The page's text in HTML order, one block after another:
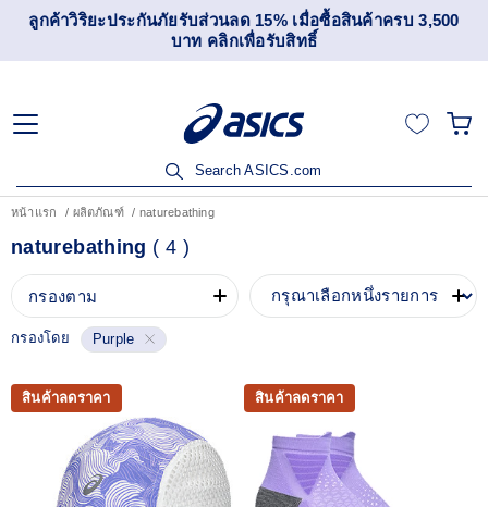
ลูกค้าวิริยะประกันภัยรับส่วนลด 15% เมื่อซื้อสินค้าครบ 3,500
บาท คลิกเพื่อรับสิทธิ์
Search ASICS.com
หน้าแรก ผลิตภัณฑ์ naturebathing
naturebathing ( 4 )
กรองตาม
กรองโดย Purple
สินค้าลดราคา สินค้าลดราคา